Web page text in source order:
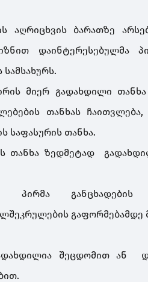
აღრიცხვის ბარათზე
დაინტერესებულმა
მიერ გადახდილი
თანხას
საფასურის თანხა.
თანხა ზედმეტად
პირმა განცხადების
გაფორმებამდე
შეცდომით ან